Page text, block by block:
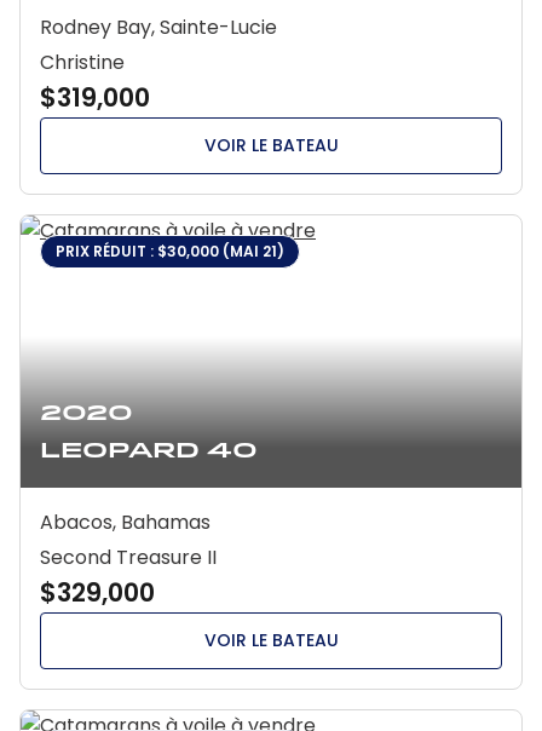
Rodney Bay, Sainte-Lucie
Christine
$319,000
VOIR LE BATEAU
2020
Leopard 40
PRIX RÉDUIT : $30,000 (MAI 21)
Abacos, Bahamas
Second Treasure II
$329,000
VOIR LE BATEAU